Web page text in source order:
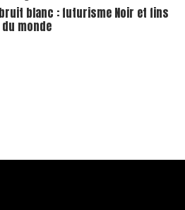
blanc : futurisme Noir et fins
du monde